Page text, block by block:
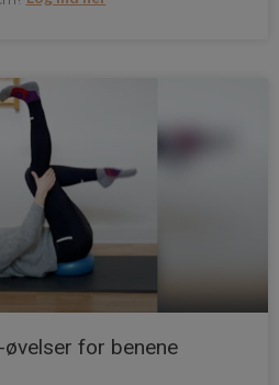
for benene